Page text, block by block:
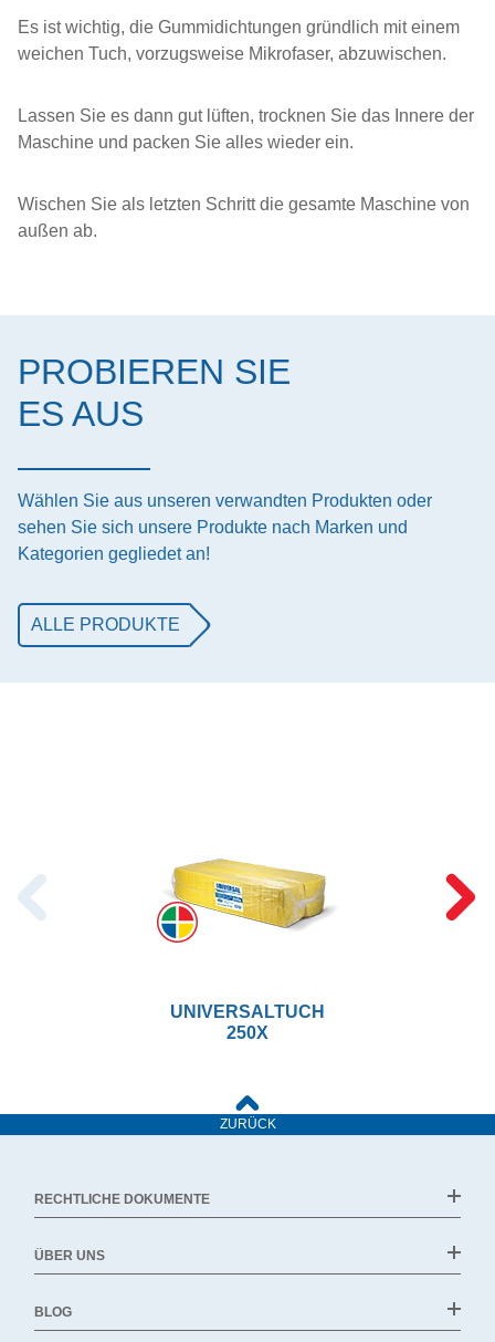
Es ist wichtig, die Gummidichtungen gründlich mit einem
weichen Tuch, vorzugsweise Mikrofaser, abzuwischen.
Lassen Sie es dann gut lüften, trocknen Sie das Innere der
Maschine und packen Sie alles wieder ein.
Wischen Sie als letzten Schritt die gesamte Maschine von
außen ab.
PROBIEREN SIE
ES AUS
Wählen Sie aus unseren verwandten Produkten oder
sehen Sie sich unsere Produkte nach Marken und
Kategorien gegliedet an!
ALLE PRODUKTE
UNIVERSALTUCH
250X
ZURÜCK
RECHTLICHE DOKUMENTE
ÜBER UNS
BLOG